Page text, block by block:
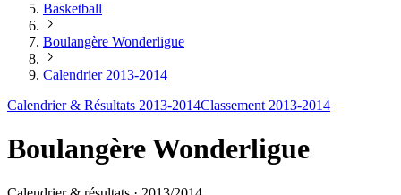
Basketball
Boulangère Wonderligue
Calendrier 2013-2014
Calendrier & Résultats 2013-2014Classement 2013-2014
Boulangère Wonderligue